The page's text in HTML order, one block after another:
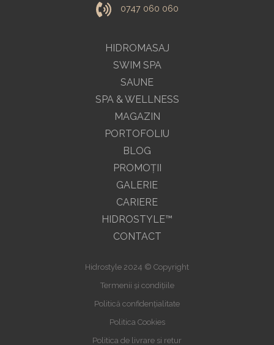
HIDROMASAJ
SWIM SPA
SAUNE
SPA & WELLNESS
MAGAZIN
0747 060 060
PORTOFOLIU
BLOG
PROMOŢII
GALERIE
CARIERE
HIDROSTYLE™
CONTACT
Hidrostyle 2024 © Copyright
Termenii și condițiile
Politică confidențialitate
Politica Cookies
Politica de livrare si retur